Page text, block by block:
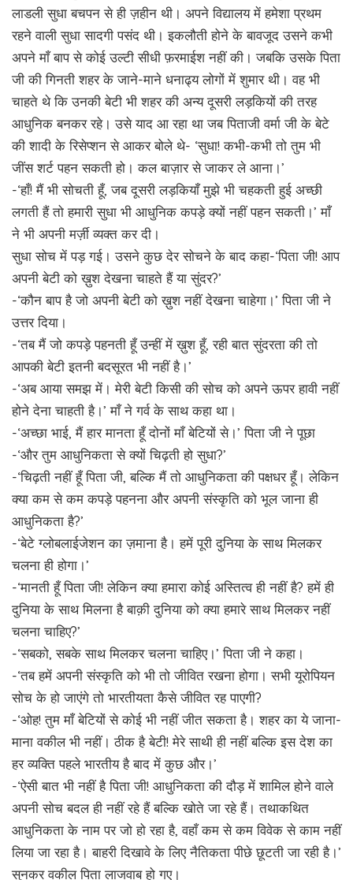
लाडली सुधा बचपन से ही ज़हीन थी। अपने विद्यालय में हमेशा प्रथम
रहने वाली सुधा सादगी पसंद थी। इकलौती होने के बावजूद उसने कभी
अपने माँ बाप से कोई उल्टी सीधी फ़रमाईश नहीं की। जबकि उसके पिता
जी की गिनती शहर के जाने-माने धनाढ्य लोगों में शुमार थी। वह भी
चाहते थे कि उनकी बेटी भी शहर की अन्य दूसरी लड़कियों की तरह
आधुनिक बनकर रहे। उसे याद आ रहा था जब पिताजी वर्मा जी के बेटे
की शादी के रिसेप्शन से आकर बोले थे- ‘सुधा! कभी-कभी तो तुम भी
जींस शर्ट पहन सकती हो। कल बाज़ार से जाकर ले आना।’
-‘हाँ! मैं भी सोचती हूँ, जब दूसरी लड़कियाँ मुझे भी चहकती हुई अच्छी
लगती हैं तो हमारी सुधा भी आधुनिक कपड़े क्यों नहीं पहन सकती।’ माँ
ने भी अपनी मर्ज़ी व्यक्त कर दी।
सुधा सोच में पड़ गई। उसने कुछ देर सोचने के बाद कहा-‘पिता जी! आप
अपनी बेटी को ख़ुश देखना चाहते हैं या सुंदर?’
-‘कौन बाप है जो अपनी बेटी को ख़ुश नहीं देखना चाहेगा।’ पिता जी ने
उत्तर दिया।
-‘तब मैं जो कपड़े पहनती हूँ उन्हीं में ख़ुश हूँ, रही बात सुंदरता की तो
आपकी बेटी इतनी बदसूरत भी नहीं है।’
-‘अब आया समझ में। मेरी बेटी किसी की सोच को अपने ऊपर हावी नहीं
होने देना चाहती है।’ माँ ने गर्व के साथ कहा था।
-‘अच्छा भाई, मैं हार मानता हूँ दोनों माँ बेटियों से।’ पिता जी ने पूछा
-‘और तुम आधुनिकता से क्यों चिढ़ती हो सुधा?’
-‘चिढ़ती नहीं हूँ पिता जी, बल्कि मैं तो आधुनिकता की पक्षधर हूँ। लेकिन
क्या कम से कम कपड़े पहनना और अपनी संस्कृति को भूल जाना ही
आधुनिकता है?’
-‘बेटे ग्लोबलाईजेशन का ज़माना है। हमें पूरी दुनिया के साथ मिलकर
चलना ही होगा।’
-‘मानती हूँ पिता जी! लेकिन क्या हमारा कोई अस्तित्व ही नहीं है? हमें ही
दुनिया के साथ मिलना है बाक़ी दुनिया को क्या हमारे साथ मिलकर नहीं
चलना चाहिए?’
-‘सबको, सबके साथ मिलकर चलना चाहिए।’ पिता जी ने कहा।
-‘तब हमें अपनी संस्कृति को भी तो जीवित रखना होगा। सभी यूरोपियन
सोच के हो जाएंगे तो भारतीयता कैसे जीवित रह पाएगी?
-‘ओह! तुम माँ बेटियों से कोई भी नहीं जीत सकता है। शहर का ये जाना-
माना वकील भी नहीं। ठीक है बेटी! मेरे साथी ही नहीं बल्कि इस देश का
हर व्यक्ति पहले भारतीय है बाद में कुछ और।’
-‘ऐसी बात भी नहीं है पिता जी! आधुनिकता की दौड़ में शामिल होने वाले
अपनी सोच बदल ही नहीं रहे हैं बल्कि खोते जा रहे हैं। तथाकथित
आधुनिकता के नाम पर जो हो रहा है, वहाँ कम से कम विवेक से काम नहीं
लिया जा रहा है। बाहरी दिखावे के लिए नैतिकता पीछे छूटती जा रही है।’
सुनकर वकील पिता लाजवाब हो गए।